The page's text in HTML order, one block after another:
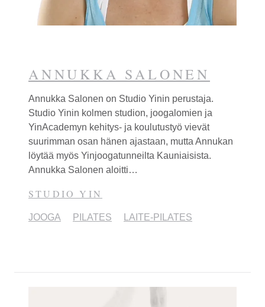
ANNUKKA SALONEN
Annukka Salonen on Studio Yinin perustaja.
Studio Yinin kolmen studion, joogalomien ja
YinAcademyn kehitys- ja koulutustyö vievät
suurimman osan hänen ajastaan, mutta Annukan
löytää myös Yinjoogatunneilta Kauniaisista.
Annukka Salonen aloitti…
STUDIO YIN
JOOGA PILATES LAITE-PILATES